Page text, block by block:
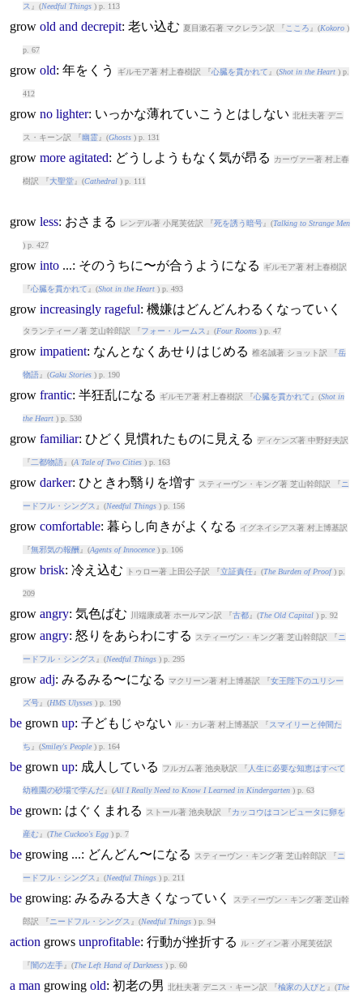
ス 』(Needful Things) p. 113
grow old and decrepit: 老い込む 夏目漱石著 マクレラン訳 『 こころ 』(Kokoro)
p. 67
grow old: 年をくう ギルモア著 村上春樹訳 『心臓を貫かれて 』(Shot in the Heart) p.
412
grow no lighter: いっかな薄れていこうとはしない 北杜夫著 デニ
ス・キーン訳 『 幽霊』(Ghosts) p. 131
grow more agitated: どうしようもなく気が昂る カーヴァー著 村上春
樹訳 『 大聖堂』(Cathedral) p. 111
grow less: おさまる レンデル著 小尾芙佐訳 『死を誘う暗号』(Talking to Strange Men
) p. 427
grow into...: そのうちに〜が合うようになる ギルモア著 村上春樹訳
『心臓を貫かれて 』(Shot in the Heart) p. 493
grow increasingly rageful: 機嫌はどんどんわるくなっていく
タランティーノ著 芝山幹郎訳 『 フォー・ルームス 』(Four Rooms) p. 47
grow impatient: なんとなくあせりはじめる 椎名誠著 ショット訳 『岳
物語』(Gaku Stories) p. 190
grow frantic: 半狂乱になる ギルモア著 村上春樹訳 『心臓を貫かれて 』(Shot in
the Heart) p. 530
grow familiar: ひどく見慣れたものに見える ディケンズ著 中野好夫訳
『二都物語』(A Tale of Two Cities) p. 163
grow darker: ひときわ翳りを増す スティーヴン・キング著 芝山幹郎訳 『 ニ
ードフル・シングス 』(Needful Things) p. 156
grow comfortable: 暮らし向きがよくなる イグネイシアス著 村上博基訳
『無邪気の報酬 』(Agents of Innocence) p. 106
grow brisk: 冷え込む トゥロー著 上田公子訳 『 立証責任』(The Burden of Proof) p.
209
grow angry: 気色ばむ 川端康成著 ホールマン訳 『古都』(The Old Capital) p. 92
grow angry: 怒りをあらわにする スティーヴン・キング著 芝山幹郎訳 『 ニ
ードフル・シングス 』(Needful Things) p. 295
grow adj: みるみる〜になる マクリーン著 村上博基訳 『女王陛下のユリシー
ズ号』(HMS Ulysses) p. 190
be grown up: 子どもじゃない ル・カレ著 村上博基訳 『 スマイリーと仲間た
ち 』(Smiley's People) p. 164
be grown up: 成人している フルガム著 池央耿訳 『 人生に必要な知恵はすべて
幼稚園の砂場で学んだ』(All I Really Need to Know I Learned in Kindergarten) p. 63
be grown: はぐくまれる ストール著 池央耿訳 『 カッコウはコンピュータに卵を
産む』(The Cuckoo's Egg) p. 7
be growing ...: どんどん〜になる スティーヴン・キング著 芝山幹郎訳 『 ニ
ードフル・シングス 』(Needful Things) p. 211
be growing: みるみる大きくなっていく スティーヴン・キング著 芝山幹
郎訳 『 ニードフル・シングス 』(Needful Things) p. 94
action grows unprofitable: 行動が挫折する ル・グィン著 小尾芙佐訳
『 闇の左手』(The Left Hand of Darkness) p. 60
a man growing old: 初老の男 北杜夫著 デニス・キーン訳 『楡家の人びと 』(The